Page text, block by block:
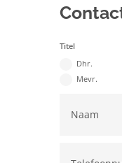
Titel
Dhr.
Mevr.